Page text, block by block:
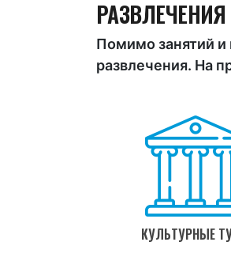
Помимо занятий и
развлечения. На
КУЛЬТУРНЫЕ